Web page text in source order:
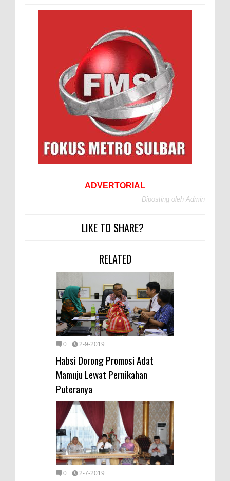
ADVERTORIAL
Diposting oleh Admin
LIKE TO SHARE?
RELATED
0 2-9-2019
Habsi Dorong Promosi Adat
Mamuju Lewat Pernikahan
Puteranya
0 2-7-2019